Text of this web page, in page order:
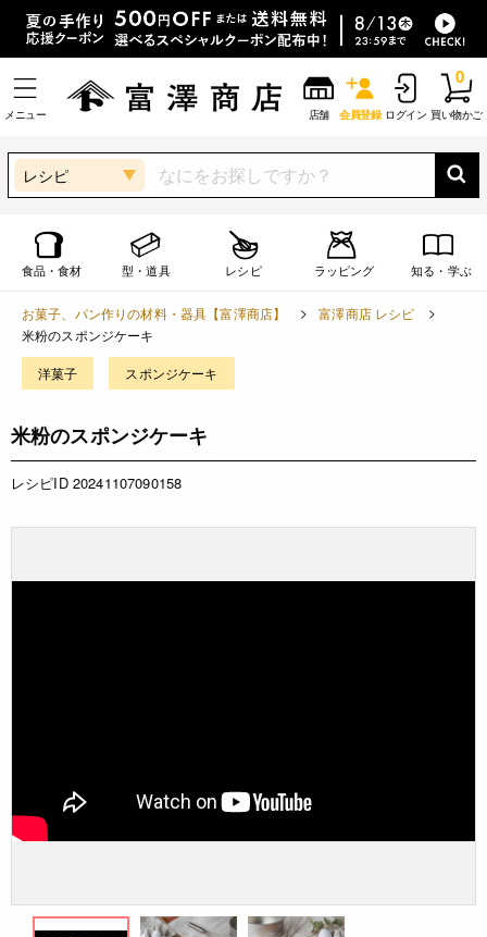
メニュー 店舗 会員登録 ログイン 買い物かご
0
レシピ
食品・食材 型・道具 レシピ ラッピング 知る・学ぶ
お菓子、パン作りの材料・器具【富澤商店】
富澤商店 レシピ
米粉のスポンジケーキ
洋菓子 スポンジケーキ
米粉のスポンジケーキ
レシピID 20241107090158